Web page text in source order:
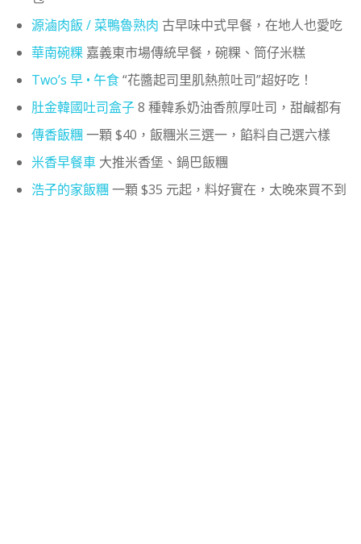
源滷肉飯 / 菜鴨魯熟肉 古早味中式早餐，在地人也愛吃
華南碗粿嘉義東市場傳統早餐，碗粿、筒仔米糕
Two’s 早 • 午食“花醬起司里肌熱煎吐司”超好吃！
肚金韓國吐司盒子8 種韓系奶油香煎厚吐司，甜鹹都有
傳香飯糰一顆 $40，飯糰米三選一，餡料自己選六樣
米香早餐車大推米香堡、鍋巴飯糰
浩子的家飯糰一顆 $35 元起，料好實在，太晚來買不到